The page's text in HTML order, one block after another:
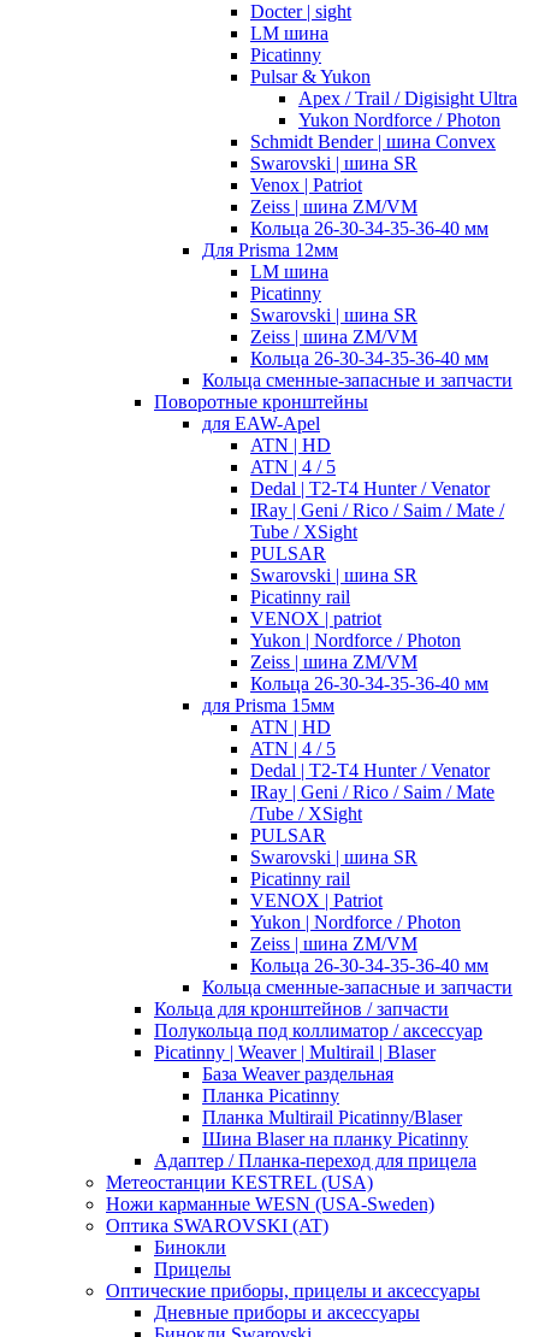
Docter | sight
LM шина
Picatinny
Pulsar & Yukon
Apex / Trail / Digisight Ultra
Yukon Nordforce / Photon
Schmidt Bender | шина Convex
Swarovski | шина SR
Venox | Patriot
Zeiss | шина ZM/VM
Кольца 26-30-34-35-36-40 мм
Для Prisma 12мм
LM шина
Picatinny
Swarovski | шина SR
Zeiss | шина ZM/VM
Кольца 26-30-34-35-36-40 мм
Кольца сменные-запасные и запчасти
Поворотные кронштейны
для EAW-Apel
ATN | HD
ATN | 4 / 5
Dedal | T2-T4 Hunter / Venator
IRay | Geni / Rico / Saim / Mate /
Tube / XSight
PULSAR
Swarovski | шина SR
Picatinny rail
VENOX | patriot
Yukon | Nordforce / Photon
Zeiss | шина ZM/VM
Кольца 26-30-34-35-36-40 мм
для Prisma 15мм
ATN | HD
ATN | 4 / 5
Dedal | T2-T4 Hunter / Venator
IRay | Geni / Rico / Saim / Mate
/Tube / XSight
PULSAR
Swarovski | шина SR
Picatinny rail
VENOX | Patriot
Yukon | Nordforce / Photon
Zeiss | шина ZM/VM
Кольца 26-30-34-35-36-40 мм
Кольца сменные-запасные и запчасти
Кольца для кронштейнов / запчасти
Полукольца под коллиматор / аксессуар
Picatinny | Weaver | Multirail | Blaser
База Weaver раздельная
Планка Picatinny
Планка Multirail Picatinny/Blaser
Шина Blaser на планку Picatinny
Адаптер / Планка-переход для прицела
Метеостанции KESTREL (USA)
Ножи карманные WESN (USA-Sweden)
Оптика SWAROVSKI (AT)
Бинокли
Прицелы
Оптические приборы, прицелы и аксессуары
Дневные приборы и аксессуары